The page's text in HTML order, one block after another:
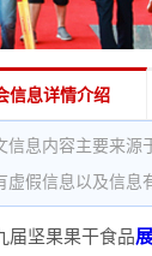
信息详情介绍
信息内容主要来源
虚假信息以及信息
届坚果果干食品